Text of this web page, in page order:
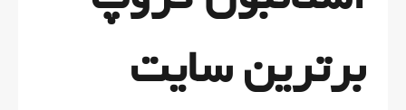
برترین سایت